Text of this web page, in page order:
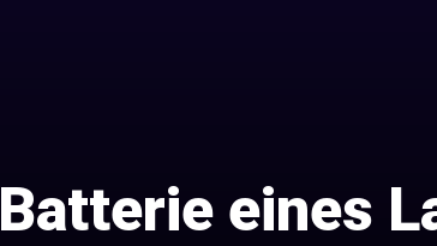
Batterie eines